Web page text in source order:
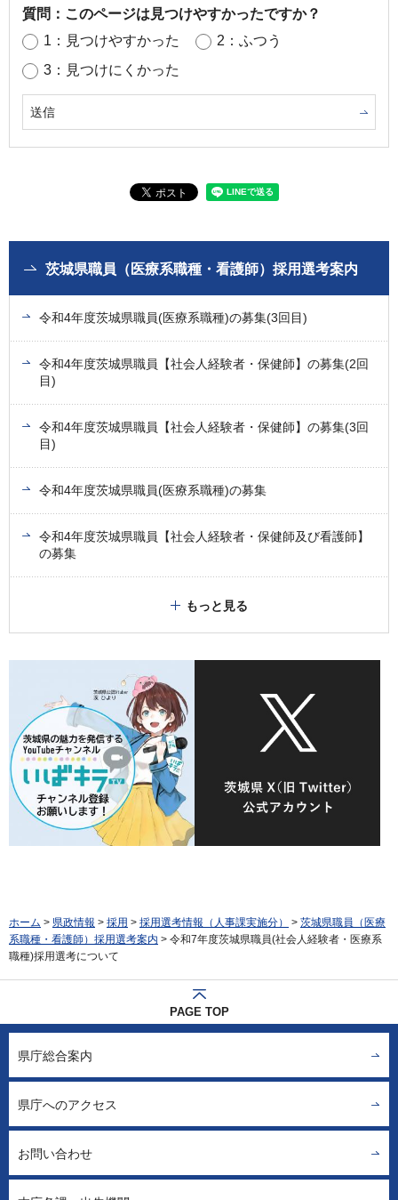
質問：このページは見つけやすかったですか？
1：見つけやすかった
2：ふつう
3：見つけにくかった
茨城県職員（医療系職種・看護師）採用選考案内
令和4年度茨城県職員(医療系職種)の募集(3回目)
令和4年度茨城県職員【社会人経験者・保健師】の募集(2回
目)
令和4年度茨城県職員【社会人経験者・保健師】の募集(3回
目)
令和4年度茨城県職員(医療系職種)の募集
令和4年度茨城県職員【社会人経験者・保健師及び看護師】
の募集
もっと見る
ホーム > 県政情報 > 採用 > 採用選考情報（人事課実施分） > 茨城県職員（医療
系職種・看護師）採用選考案内 > 令和7年度茨城県職員(社会人経験者・医療系
職種)採用選考について
PAGE TOP
県庁総合案内
県庁へのアクセス
お問い合わせ